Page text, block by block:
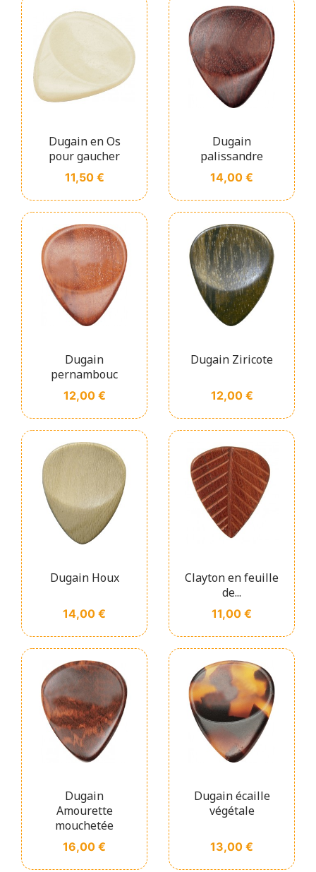
Dugain en Os
pour gaucher
Prix
11,50 €
Dugain
palissandre
Prix
14,00 €
Dugain
pernambouc
Prix
12,00 €
Dugain Ziricote
Prix
12,00 €
Dugain Houx
Prix
14,00 €
Clayton en feuille
de...
Prix
11,00 €
Dugain
Amourette
mouchetée
Prix
16,00 €
Dugain écaille
végétale
Prix
13,00 €